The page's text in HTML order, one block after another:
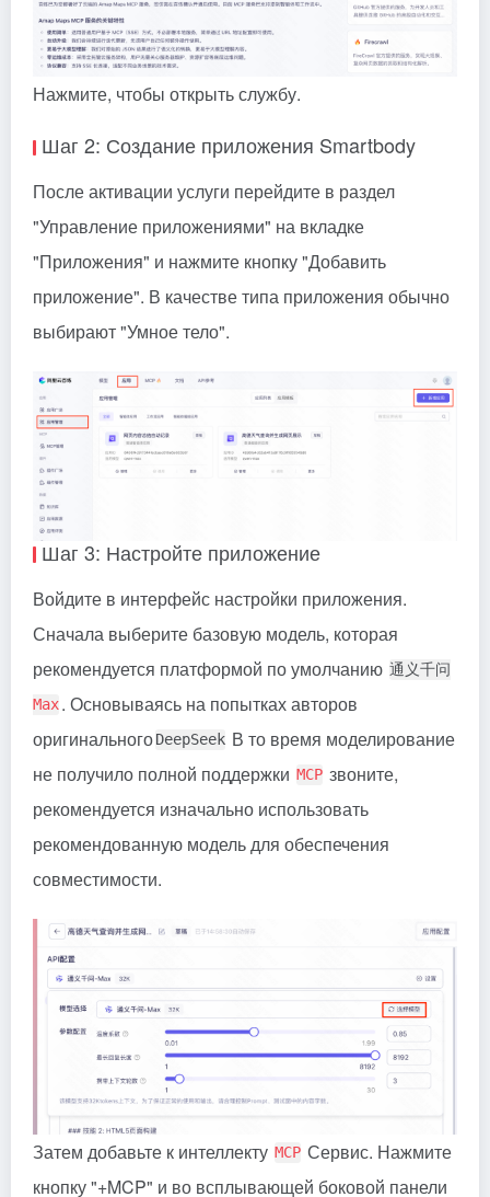
Нажмите, чтобы открыть службу.
Шаг 2: Создание приложения Smartbody
После активации услуги перейдите в раздел
"Управление приложениями" на вкладке
"Приложения" и нажмите кнопку "Добавить
приложение". В качестве типа приложения обычно
выбирают "Умное тело".
Шаг 3: Настройте приложение
Войдите в интерфейс настройки приложения.
Сначала выберите базовую модель, которая
рекомендуется платформой по умолчанию 通义千问
Max. Основываясь на попытках авторов
оригинальногоDeepSeek В то время моделирование
не получило полной поддержки MCP звоните,
рекомендуется изначально использовать
рекомендованную модель для обеспечения
совместимости.
Затем добавьте к интеллекту MCP Сервис. Нажмите
кнопку "+MCP" и во всплывающей боковой панели